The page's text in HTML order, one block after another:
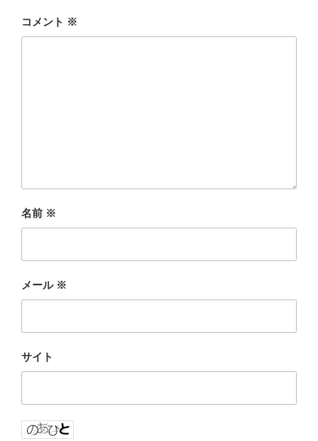
コメント ※
名前 ※
メール ※
サイト